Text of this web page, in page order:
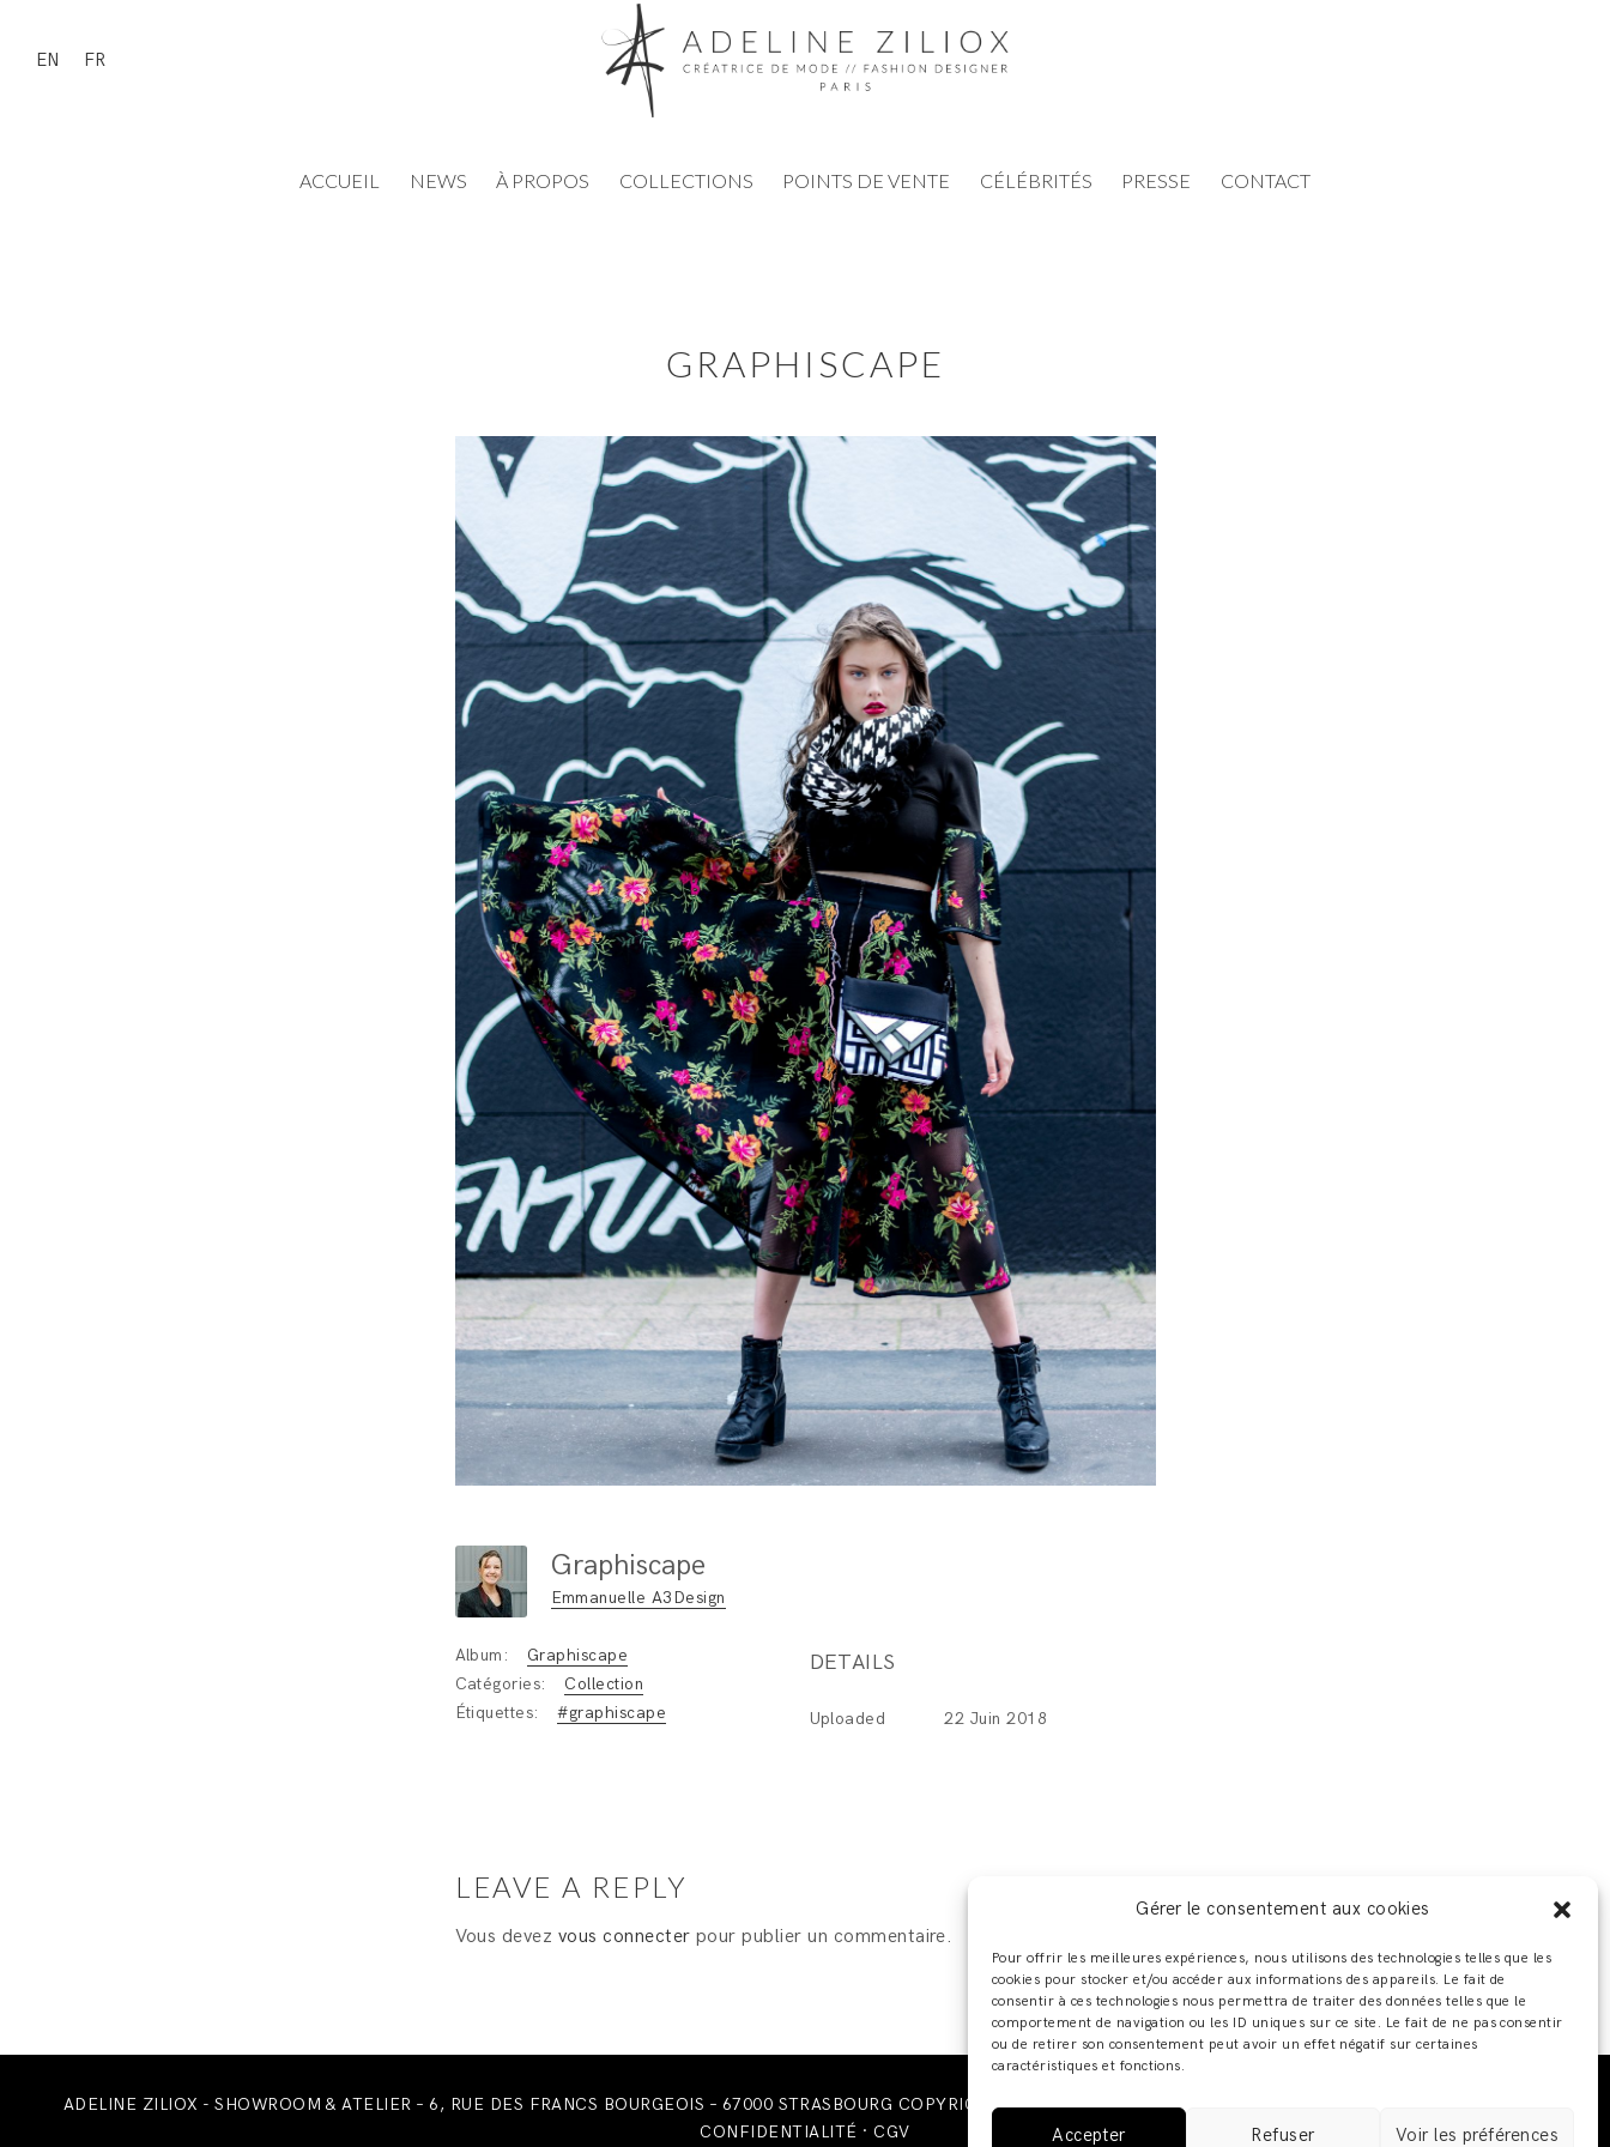
Gérer le consentement aux cookies
Pour offrir les meilleures expériences, nous utilisons des technologies telles que les
cookies pour stocker et/ou accéder aux informations des appareils. Le fait de
consentir à ces technologies nous permettra de traiter des données telles que le
comportement de navigation ou les ID uniques sur ce site. Le fait de ne pas consentir
ou de retirer son consentement peut avoir un effet négatif sur certaines
caractéristiques et fonctions.
Accepter Refuser Voir les préférences
FR
EN
ACCUEIL NEWS À PROPOS COLLECTIONS POINTS DE VENTE CÉLÉBRITÉS PRESSE CONTACT
GRAPHISCAPE
Graphiscape
Emmanuelle A3Design
Album:
Graphiscape
Catégories:
Collection
Étiquettes:
#graphiscape
DETAILS
Uploaded 22 Juin 2018
LEAVE A REPLY
Vous devez vous connecter pour publier un commentaire.
ADELINE ZILIOX - SHOWROOM & ATELIER – 6, RUE DES FRANCS BOURGEOIS – 67000 STRASBOURG COPYRIGHT © 2019 · ADELINE ZILIOX ·
CONFIDENTIALITÉ · CGV